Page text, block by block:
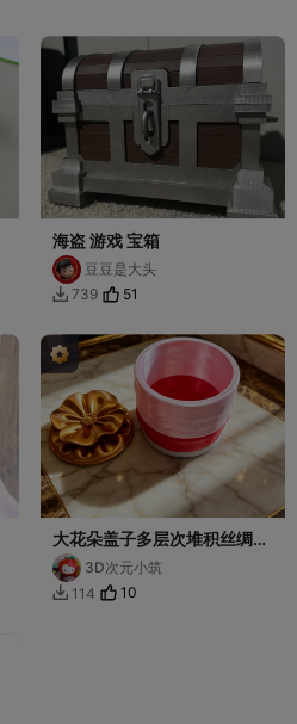
海盗 游戏 宝箱
豆豆是大头
 739 51
大花朵盖子多层次堆积丝绸质
感收纳盒 糖果罐子 杂物盒 奢
华珠宝首饰盒
3D次元小筑
 114 10